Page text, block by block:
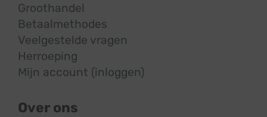
Groothandel
Betaalmethodes
Veelgestelde vragen
Herroeping
Mijn account (inloggen)
Over ons